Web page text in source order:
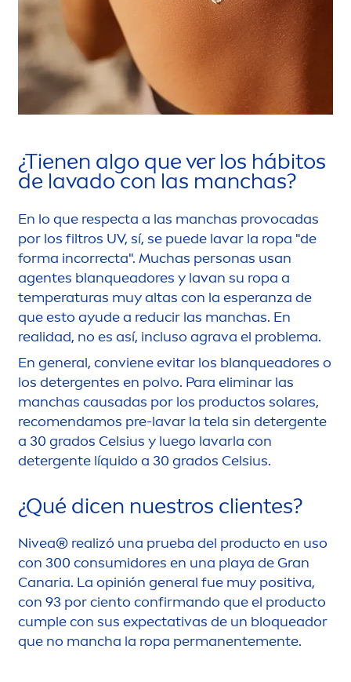
¿Tienen algo que ver los hábitos
de lavado con las manchas?
En lo que respecta a las manchas provocadas
por los filtros UV, sí, se puede lavar la ropa "de
forma incorrecta". Muchas personas usan
agentes blanqueadores y lavan su ropa a
temperaturas muy altas con la esperanza de
que esto ayude a reducir las manchas. En
realidad, no es así, incluso agrava el problema.
En general, conviene evitar los blanqueadores o
los detergentes en polvo. Para eliminar las
manchas causadas por los productos solares,
recomendamos pre-lavar la tela sin detergente
a 30 grados Celsius y luego lavarla con
detergente líquido a 30 grados Celsius.
¿Qué dicen nuestros clientes?
Nivea® realizó una prueba del producto en uso
con 300 consumidores en una playa de Gran
Canaria. La opinión general fue muy positiva,
con 93 por ciento confirmando que el producto
cumple con sus expectativas de un bloqueador
que no mancha la ropa permanentemente.